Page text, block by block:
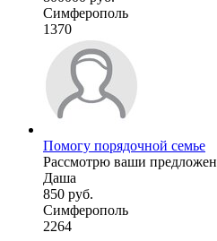
Симферополь
1370
Помогу порядочной семье
Рассмотрю ваши
Даша
850 руб.
Симферополь
2264